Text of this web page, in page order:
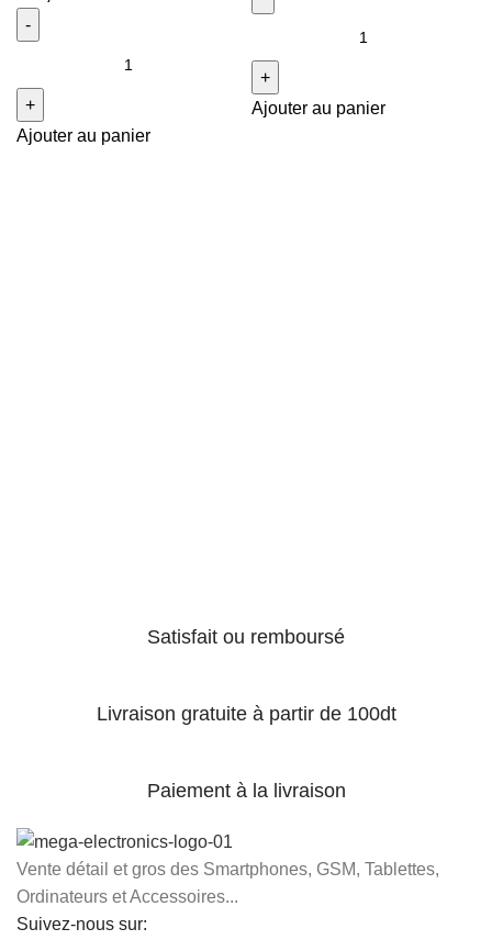
Ajouter au panier
Ajouter au panier
Satisfait ou remboursé
Livraison gratuite à partir de 100dt
Paiement à la livraison
Vente détail et gros des Smartphones, GSM, Tablettes,
Ordinateurs et Accessoires...
Suivez-nous sur: